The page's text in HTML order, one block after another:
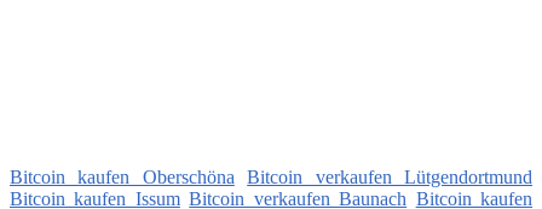
Bitcoin kaufen Oberschöna
Bitcoin verkaufen Lütgendortmund
Bitcoin kaufen Issum Bitcoin verkaufen Baunach Bitcoin kaufen